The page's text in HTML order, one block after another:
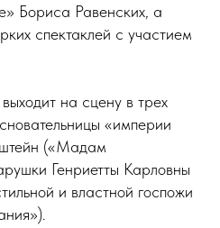
Бориса Равенских, а
спектаклей с участием
на сцену в трех
«империи
(«Мадам
Генриетты Карловны
и властной госпожи